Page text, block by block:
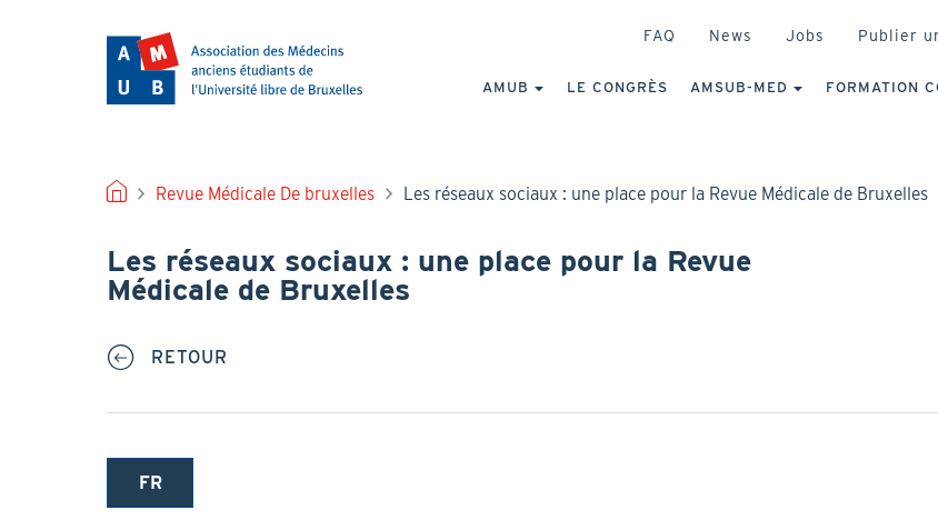
HEADER
FAQ News Jobs Publier
PRINCIPALE
AMUB LE CONGRÈS AMSUB-MED FORMATION
FIL
D'ARIANE
Revue Médicale De bruxelles Les réseaux sociaux : une place pour la Revue Médicale de Bruxelles
Les réseaux sociaux : une place pour la Revue
Médicale de Bruxelles
RETOUR
FR
(onglet